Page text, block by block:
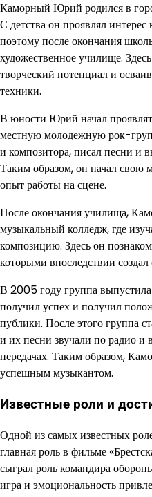
Каморный Юрий родился в
С детства он проявлял интерес
поэтому после окончания
художественное училище.
творческий потенциал и
техники.
В юности Юрий начал
местную молодежную рок-
и композитора, писал песни и
Таким образом, он начал свою
опыт работы на сцене.
После окончания училища,
музыкальный колледж, где
композицию. Здесь он
которыми впоследствии
В 2005 году группа
получил успех и получил
публики. После этого группа
и их песни звучали по радио
передачах. Таким образом,
успешным музыкантом.
Известные роли и
Одной из самых известных
главная роль в фильме
сыграл роль командира
игра и эмоциональность